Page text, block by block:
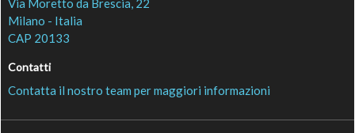
Via Moretto da Brescia, 22
Milano - Italia
CAP 20133
Contatti
Contatta il nostro team per maggiori informazioni